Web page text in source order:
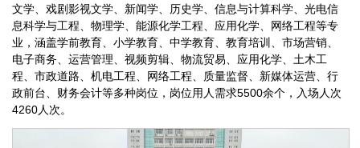
文学、戏剧影视文学、新闻学、历史学、信息与计算科学、光电信
息科学与工程、物理学、能源化学工程、应用化学、网络工程等专
业，涵盖学前教育、小学教育、中学教育、教育培训、市场营销、
电子商务、运营管理、视频剪辑、物流贸易、应用化学、土木工
程、市政道路、机电工程、网络工程、质量监督、新媒体运营、行
政前台、财务会计等多种岗位，岗位用人需求5500余个，入场人次
4260人次。